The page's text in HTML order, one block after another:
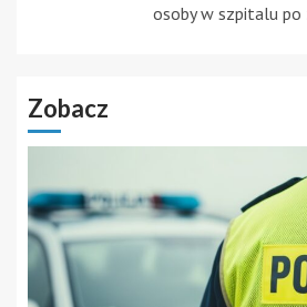
osoby w szpitalu po
Zobacz